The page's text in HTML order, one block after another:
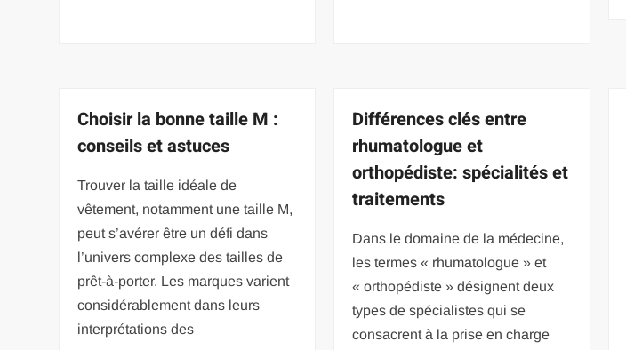
Choisir la bonne taille M :
conseils et astuces
Trouver la taille idéale de
vêtement, notamment une taille M,
peut s’avérer être un défi dans
l’univers complexe des tailles de
prêt-à-porter. Les marques varient
considérablement dans leurs
interprétations des
Différences clés entre
rhumatologue et
orthopédiste: spécialités et
traitements
Dans le domaine de la médecine,
les termes « rhumatologue » et
« orthopédiste » désignent deux
types de spécialistes qui se
consacrent à la prise en charge